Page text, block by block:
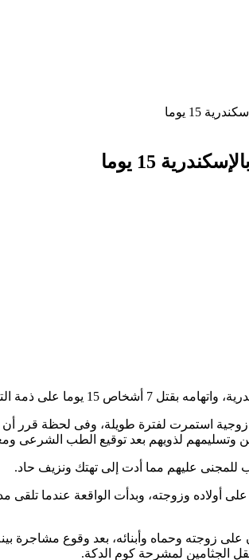
العمد بدائرة الرمل ثان.
لذويهم بعد توقيع الطب الشرعى
للمجنى عليهم مما أدت إلى تهتك ونزيف حاد.
وزوجته، وبدأت الواقعة عندما تلقى
زوجته وحماه وأبنائه، بعد وقوع مشاجرة
الجثامين لمشرحة كوم الدكة.